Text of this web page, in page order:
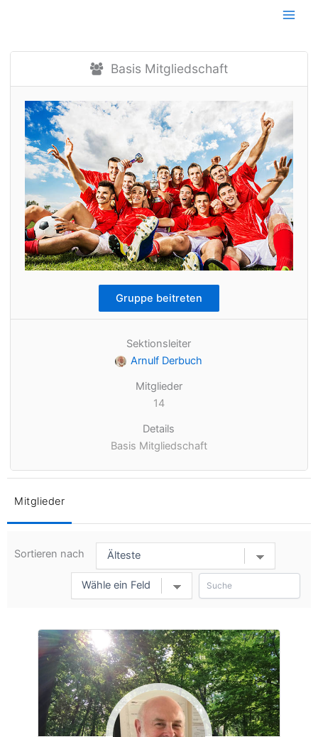
Basis Mitgliedschaft
Gruppe beitreten
Sektionsleiter
Arnulf Derbuch
Mitglieder
14
Details
Basis Mitgliedschaft
Mitglieder
Sortieren nach